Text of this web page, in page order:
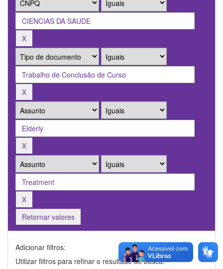
Retornar valores
Adicionar filtros:
Utilizar filtros para refinar o resultado de busca.